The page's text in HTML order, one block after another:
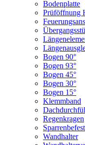
Bodenplatte
Prüföffnung
Bogen 90°
Bogen 93°
Bogen 45°
Bogen 30°
Bogen 15°
Klemmband
Regenkragen
Wandhalter